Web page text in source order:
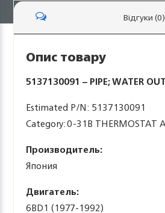
Відгуки (0)
Опис товару
5137130091 – PIPE; WATER
Estimated P/N: 5137130091
Category: 0-31B THERMOSTAT
Производитель:
Япония
Двигатель:
6BD1 (1977-1992)